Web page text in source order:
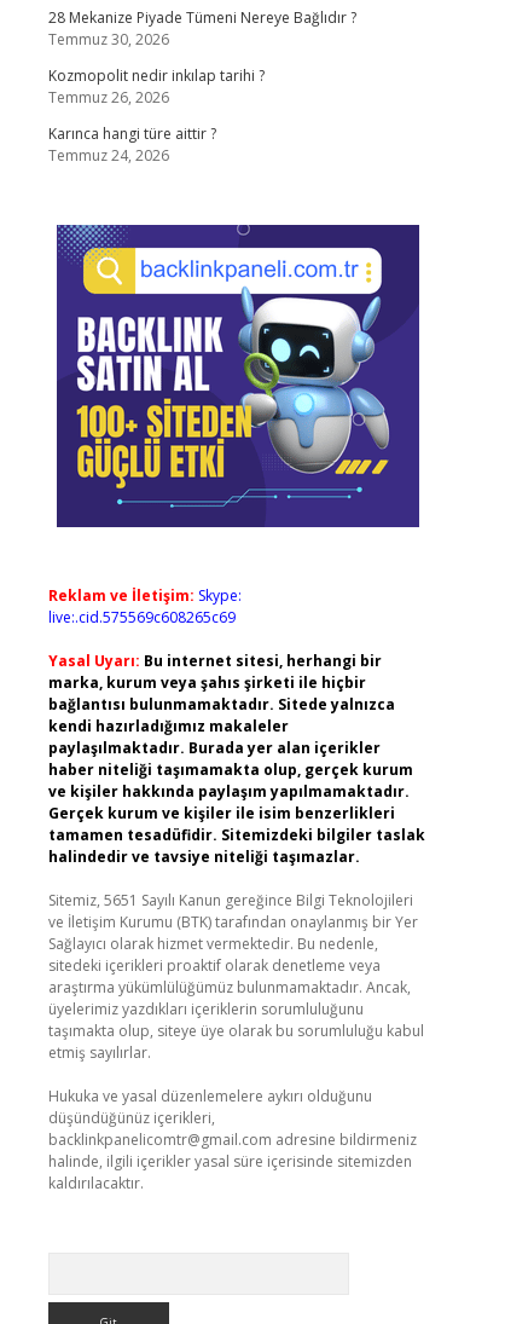
28 Mekanize Piyade Tümeni Nereye Bağlıdır ?
Temmuz 30, 2026
Kozmopolit nedir inkılap tarihi ?
Temmuz 26, 2026
Karınca hangi türe aittir ?
Temmuz 24, 2026
Reklam ve İletişim: Skype:
live:.cid.575569c608265c69
Yasal Uyarı: Bu internet sitesi, herhangi bir
marka, kurum veya şahıs şirketi ile hiçbir
bağlantısı bulunmamaktadır. Sitede yalnızca
kendi hazırladığımız makaleler
paylaşılmaktadır. Burada yer alan içerikler
haber niteliği taşımamakta olup, gerçek kurum
ve kişiler hakkında paylaşım yapılmamaktadır.
Gerçek kurum ve kişiler ile isim benzerlikleri
tamamen tesadüfidir. Sitemizdeki bilgiler taslak
halindedir ve tavsiye niteliği taşımazlar.
Sitemiz, 5651 Sayılı Kanun gereğince Bilgi Teknolojileri
ve İletişim Kurumu (BTK) tarafından onaylanmış bir Yer
Sağlayıcı olarak hizmet vermektedir. Bu nedenle,
sitedeki içerikleri proaktif olarak denetleme veya
araştırma yükümlülüğümüz bulunmamaktadır. Ancak,
üyelerimiz yazdıkları içeriklerin sorumluluğunu
taşımakta olup, siteye üye olarak bu sorumluluğu kabul
etmiş sayılırlar.
Hukuka ve yasal düzenlemelere aykırı olduğunu
düşündüğünüz içerikleri,
backlinkpanelicomtr@gmail.com adresine bildirmeniz
halinde, ilgili içerikler yasal süre içerisinde sitemizden
kaldırılacaktır.